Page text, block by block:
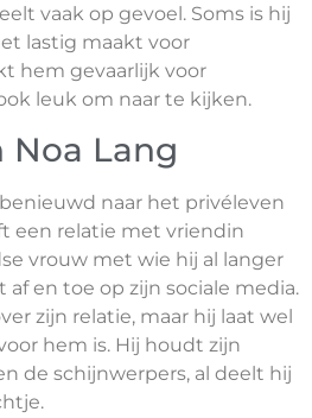
vaak op gevoel. Soms is hij
lastig maakt voor
hem gevaarlijk voor
leuk om naar te kijken.
Noa Lang
naar het privéleven
een relatie met vriendin
vrouw met wie hij al langer
af en toe op zijn sociale media.
zijn relatie, maar hij laat wel
hem is. Hij houdt zijn
de schijnwerpers, al deelt hij